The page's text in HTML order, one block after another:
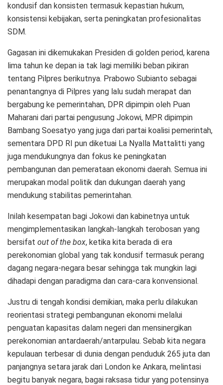
kondusif dan konsisten termasuk kepastian hukum,
konsistensi kebijakan, serta peningkatan profesionalitas
SDM.
Gagasan ini dikemukakan Presiden di golden period, karena
lima tahun ke depan ia tak lagi memiliki beban pikiran
tentang Pilpres berikutnya. Prabowo Subianto sebagai
penantangnya di Pilpres yang lalu sudah merapat dan
bergabung ke pemerintahan, DPR dipimpin oleh Puan
Maharani dari partai pengusung Jokowi, MPR dipimpin
Bambang Soesatyo yang juga dari partai koalisi pemerintah,
sementara DPD RI pun diketuai La Nyalla Mattalitti yang
juga mendukungnya dan fokus ke peningkatan
pembangunan dan pemerataan ekonomi daerah. Semua ini
merupakan modal politik dan dukungan daerah yang
mendukung stabilitas pemerintahan.
Inilah kesempatan bagi Jokowi dan kabinetnya untuk
mengimplementasikan langkah-langkah terobosan yang
bersifat out of the box, ketika kita berada di era
perekonomian global yang tak kondusif termasuk perang
dagang negara-negara besar sehingga tak mungkin lagi
dihadapi dengan paradigma dan cara-cara konvensional.
Justru di tengah kondisi demikian, maka perlu dilakukan
reorientasi strategi pembangunan ekonomi melalui
penguatan kapasitas dalam negeri dan mensinergikan
perekonomian antardaerah/antarpulau. Sebab kita negara
kepulauan terbesar di dunia dengan penduduk 265 juta dan
panjangnya setara jarak dari London ke Ankara, melintasi
begitu banyak negara, bagai raksasa tidur yang potensinya